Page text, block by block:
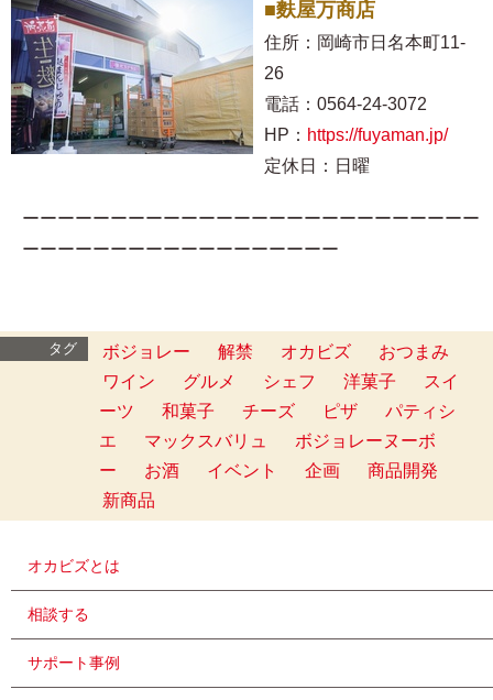
■麩屋万商店
住所：岡崎市日名本町11-
26
電話：0564-24-3072
HP： https://fuyaman.jp/
定休日：日曜
ーーーーーーーーーーーーーーーーーーーーーーーーーー
ーーーーーーーーーーーーーーーーーー
タグ ボジョレー 解禁 オカビズ
おつまみ
ワイン
グルメ シェフ 洋菓子
スイ
ーツ
和菓子 チーズ ピザ
パティシ
エ
マックスバリュ
ボジョレーヌーボ
ー
お酒 イベント 企画
商品開発
新商品
オカビズとは
相談する
サポート事例